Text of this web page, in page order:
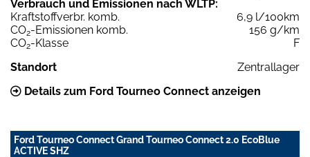
Verbrauch und Emissionen nach WLTP:
Kraftstoffverbr. komb.
6,9 l/100km
CO2-Emissionen komb.
156 g/km
CO2-Klasse
F
Standort
Zentrallager
Details zum Ford Tourneo Connect anzeigen
Ford Tourneo Connect Grand Tourneo Connect 2.0 EcoBlue
ACTIVE SHZ